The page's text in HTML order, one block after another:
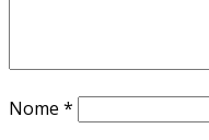
Nome *